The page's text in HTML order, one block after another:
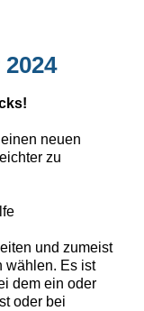
neuen
zu
und zumeist
wählen. Es ist
dem ein oder
oder bei